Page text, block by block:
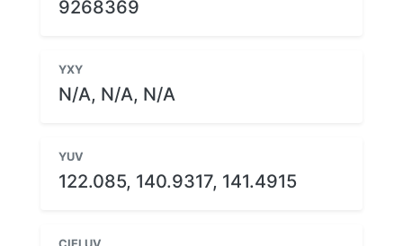
9268369
YXY
N/A, N/A, N/A
YUV
122.085, 140.9317, 141.4915
CIELUV